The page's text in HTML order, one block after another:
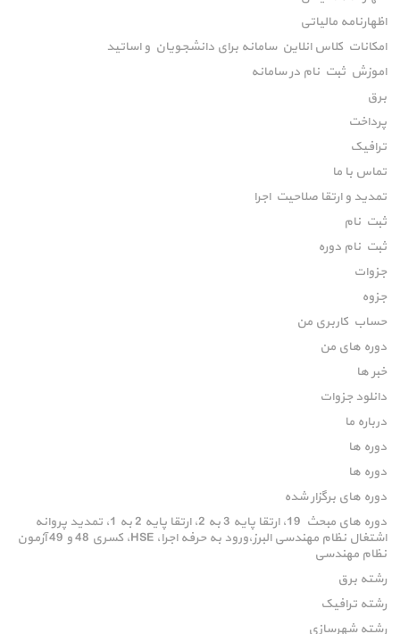
اظهارنامه مالیاتی
امکانات کلاس انلاین سامانه برای دانشجویان و اساتید
اموزش ثبت نام در سامانه
برق
پرداخت
ترافیک
تماس با ما
تمدید و ارتقا صلاحیت اجرا
ثبت نام
ثبت نام دوره
جزوات
جزوه
حساب کاربری من
دوره های من
خبر ها
دانلود جزوات
درباره ما
دوره ها
دوره ها
دوره های برگزار شده
دوره های مبحث 19، ارتقا پایه 3 به 2، ارتقا پایه 2 به 1، تمدید پروانه
اشتغال نظام مهندسی البرز،ورود به حرفه اجرا، HSE، کسری 48 و 49 آزمون
نظام مهندسی
رشته برق
رشته ترافیک
رشته شهرسازی